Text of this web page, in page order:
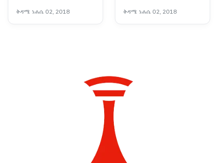
የሕወሓት ቡድን ማንነት
ቅዳሜ ነሐሴ 02, 2018 ቅዳሜ ነሐሴ 02, 2018